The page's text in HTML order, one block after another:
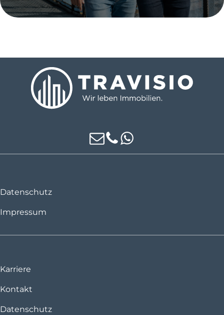
Datenschutz
Impressum
Karriere
Kontakt
Datenschutz